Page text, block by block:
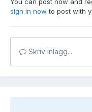
You can post now and
sign in now to post with
Skriv inlägg...